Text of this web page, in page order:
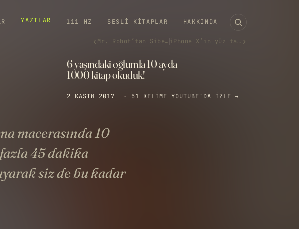
YAZILAR 111 HZ SESLI KITAPLAR HAKKINDA
‹ Mr. Robot’tan Siber Güvenlik… iPhone X’in yüz tanıma teknol… ›
6 yaşındaki oğlumla 10 ayda
1000 kitap okuduk!
2 KASIM 2017 · 51 KELIME YOUTUBE'DA IZLE →
macerasında 10
45 dakika
siz de bu kadar